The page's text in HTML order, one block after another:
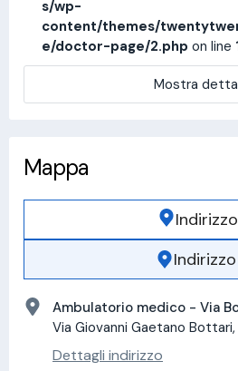
s/wp-
content/themes/
e/doctor-page/2.php on line
Mostra
Mappa
Indirizzo
Ambulatorio medico - Via
Via Giovanni Gaetano Bottari,
Dettagli indirizzo